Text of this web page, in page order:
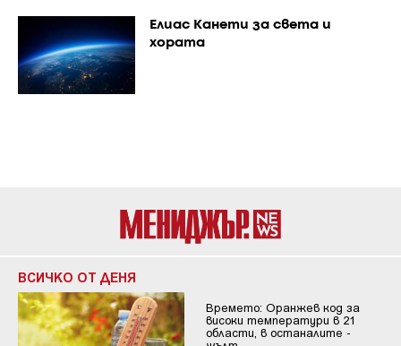
Елиас Канети за света и
хората
ВСИЧКО ОТ ДЕНЯ
Времето: Оранжев код за
високи температури в 21
области, в останалите -